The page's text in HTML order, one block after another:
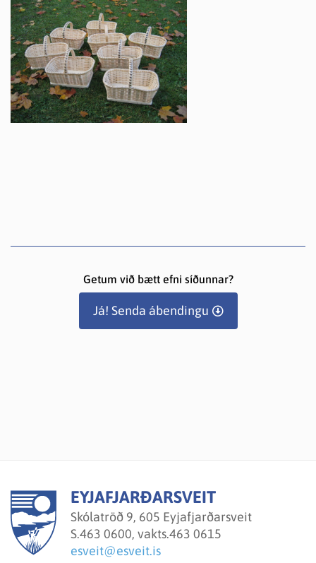
Getum við bætt efni síðunnar?
Já! Senda ábendingu
EYJAFJARÐARSVEIT
Skólatröð 9, 605 Eyjafjarðarsveit
S.463 0600, vakts.463 0615
esveit@esveit.is